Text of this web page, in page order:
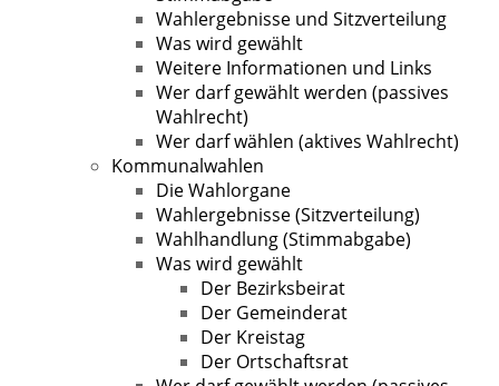
Wahlergebnisse und Sitzverteilung
Was wird gewählt
Weitere Informationen und Links
Wer darf gewählt werden (passives
Wahlrecht)
Wer darf wählen (aktives Wahlrecht)
Kommunalwahlen
Die Wahlorgane
Wahlergebnisse (Sitzverteilung)
Wahlhandlung (Stimmabgabe)
Was wird gewählt
Der Bezirksbeirat
Der Gemeinderat
Der Kreistag
Der Ortschaftsrat